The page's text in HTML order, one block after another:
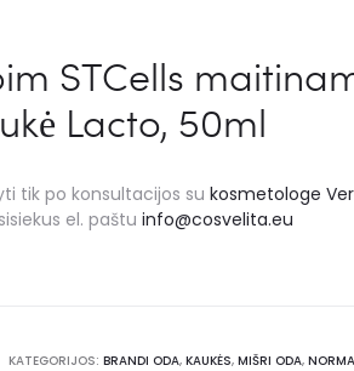
STCells
Lacto, 50ml
tik po konsultacijos su kosmetologe
el. paštu info@cosvelita.eu
KATEGORIJOS: BRANDI ODA, KAUKĖS, MIŠRI ODA,